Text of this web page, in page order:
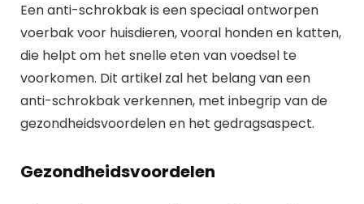
Een anti-schrokbak is een speciaal ontworpen
voerbak voor huisdieren, vooral honden en katten,
die helpt om het snelle eten van voedsel te
voorkomen. Dit artikel zal het belang van een
anti-schrokbak verkennen, met inbegrip van de
gezondheidsvoordelen en het gedragsaspect.
Gezondheidsvoordelen